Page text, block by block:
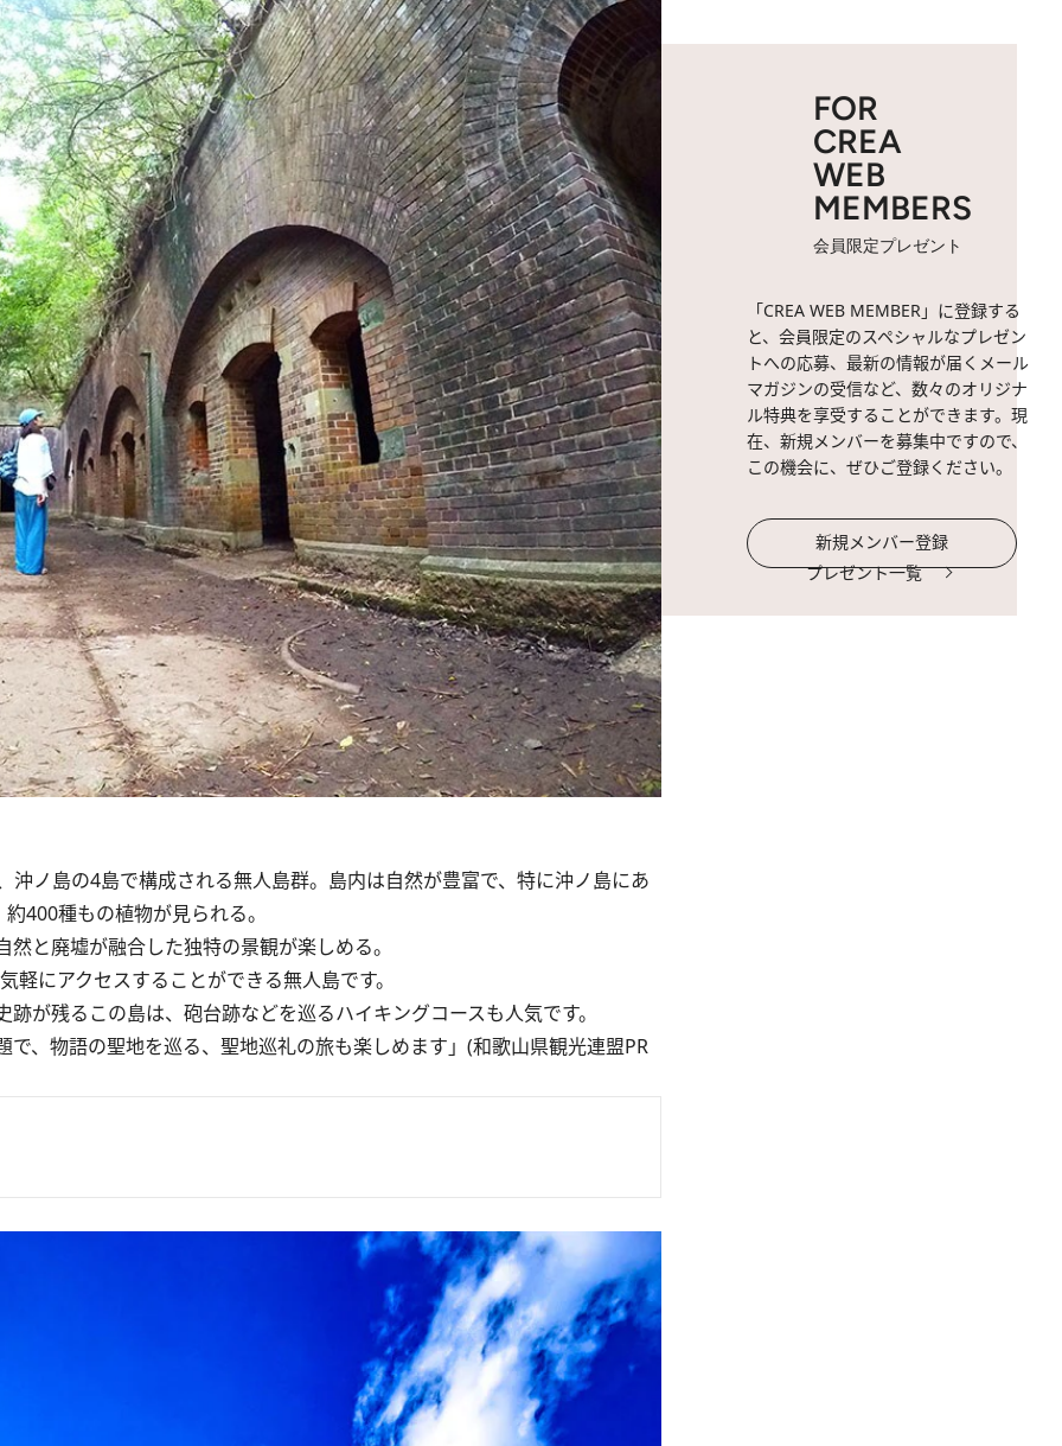
ノ島の4島で構成される無人島群。島内は自然が豊富で、特に沖ノ島にあ
400種もの植物が見られる。
と廃墟が融合した独特の景観が楽しめる。
にアクセスすることができる無人島です。
残るこの島は、砲台跡などを巡るハイキングコースも人気です。
、物語の聖地を巡る、聖地巡礼の旅も楽しめます」(和歌山県観光連盟PR
FOR
CREA
WEB
MEMBERS
会員限定プレゼント
「CREA WEB MEMBER」に登録する
と、会員限定のスペシャルなプレゼン
トへの応募、最新の情報が届くメール
マガジンの受信など、数々のオリジナ
ル特典を享受することができます。現
在、新規メンバーを募集中ですので、
この機会に、ぜひご登録ください。
新規メンバー登録
プレゼント一覧